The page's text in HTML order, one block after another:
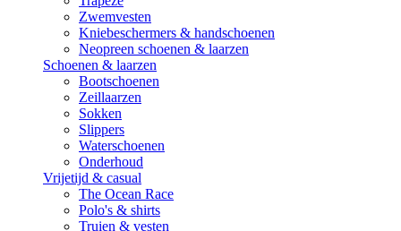
Zwemvesten
Kniebeschermers & handschoenen
Neopreen schoenen & laarzen
Schoenen & laarzen
Bootschoenen
Zeillaarzen
Sokken
Slippers
Waterschoenen
Onderhoud
Vrijetijd & casual
The Ocean Race
Polo's & shirts
Truien & vesten